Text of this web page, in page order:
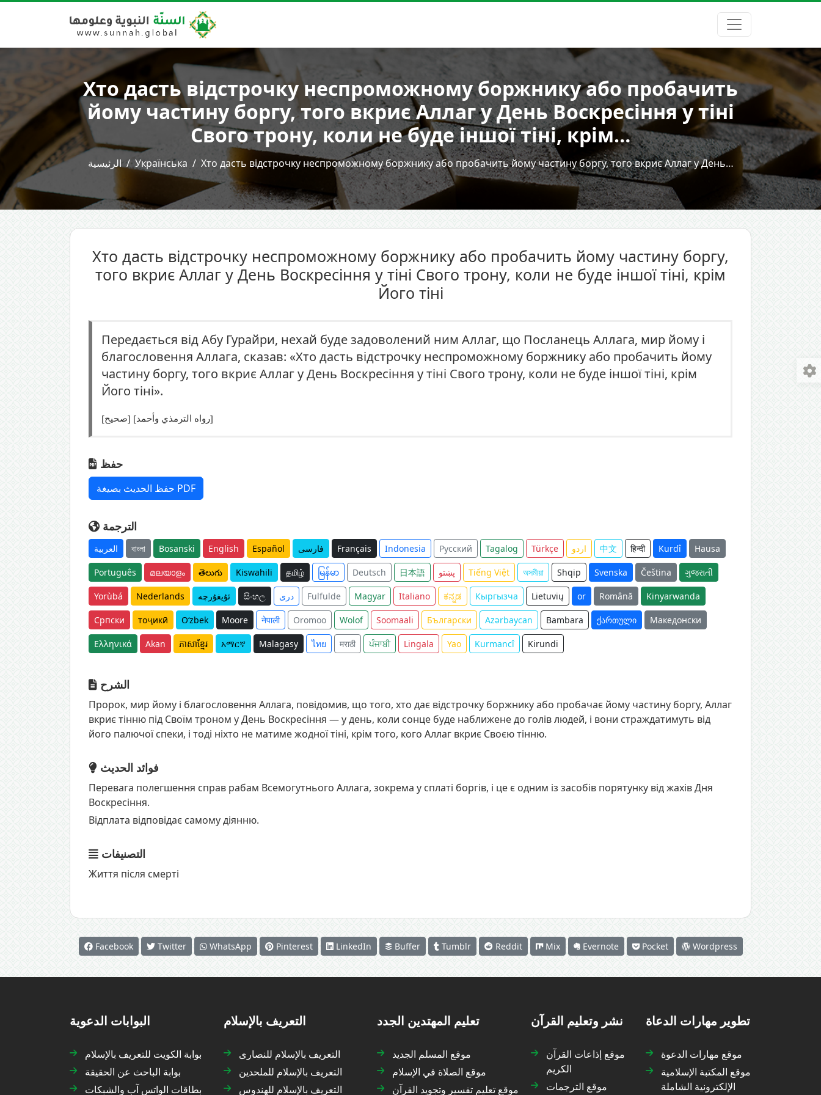
Хто дасть відстрочку неспроможному боржнику або пробачить
йому частину боргу, того вкриє Аллаг у День Воскресіння у тіні
Свого трону, коли не буде іншої тіні, крім…
الرئيسية Українська Хто дасть відстрочку неспроможному боржнику або пробачить йому частину боргу, того вкриє Аллаг у День…
Хто дасть відстрочку неспроможному боржнику або пробачить йому частину боргу,
того вкриє Аллаг у День Воскресіння у тіні Свого трону, коли не буде іншої тіні, крім
Його тіні
Передається від Абу Гурайри, нехай буде задоволений ним Аллаг, що Посланець Аллага, мир йому і
благословення Аллага, сказав: «Хто дасть відстрочку неспроможному боржнику або пробачить йому
частину боргу, того вкриє Аллаг у День Воскресіння у тіні Свого трону, коли не буде іншої тіні, крім
Його тіні».
[صحيح] [رواه الترمذي وأحمد]
حفظ
حفظ الحديث بصيغة PDF
الترجمة
العربية বাংলা Bosanski English Español فارسی Français Indonesia Русский Tagalog Türkçe اردو 中文 हिन्दी Kurdî Hausa
Português മലയാളം తెలుగు Kiswahili தமிழ் မြန်မာ Deutsch 日本語 پښتو Tiếng Việt অসমীয়া Shqip Svenska Čeština ગુજરાતી
Yorùbá Nederlands ئۇيغۇرچە සිංහල دری Fulfulde Magyar Italiano ಕನ್ನಡ Кыргызча Lietuvių or Română Kinyarwanda
Српски тоҷикӣ O‘zbek Moore नेपाली Oromoo Wolof Soomaali Български Azərbaycan Bambara ქართული Македонски
Ελληνικά Akan ភាសាខ្មែរ አማርኛ Malagasy ไทย मराठी ਪੰਜਾਬੀ Lingala Yao Kurmancî Kirundi
الشرح
Пророк, мир йому і благословення Аллага, повідомив, що того, хто дає відстрочку боржнику або пробачає йому частину боргу, Аллаг
вкриє тінню під Своїм троном у День Воскресіння — у день, коли сонце буде наближене до голів людей, і вони страждатимуть від
його палючої спеки, і тоді ніхто не матиме жодної тіні, крім того, кого Аллаг вкриє Своєю тінню.
فوائد الحديث
Перевага полегшення справ рабам Всемогутнього Аллага, зокрема у сплаті боргів, і це є одним із засобів порятунку від жахів Дня
Воскресіння.
Відплата відповідає самому діянню.
التصنيفات
Життя після смерті
Facebook Twitter WhatsApp Pinterest LinkedIn Buffer Tumblr Reddit Mix Evernote Pocket Wordpress
البوابات الدعوية
بوابة الكويت للتعريف بالإسلام
بوابة الباحث عن الحقيقة
بطاقات الواتس آب والشبكات
التعريف بالإسلام
التعريف بالإسلام للنصارى
التعريف بالإسلام للملحدين
التعريف بالإسلام للهندوس
تعليم المهتدين الجدد
موقع المسلم الجديد
موقع الصلاة في الإسلام
موقع تعليم تفسير وتجويد القرآن
نشر وتعليم القرآن
موقع إذاعات القرآن
الكريم
موقع الترجمات
تطوير مهارات الدعاة
موقع مهارات الدعوة
موقع المكتبة الإسلامية
الإلكترونية الشاملة